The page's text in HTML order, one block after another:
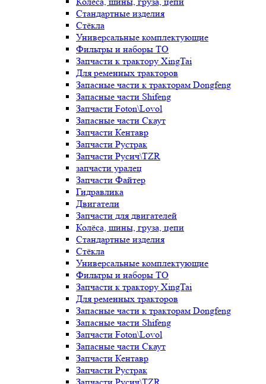
Стандартные изделия
Стёкла
Универсальные комплектующие
Фильтры и наборы ТО
Запчасти к трактору XingTai
Для ременных тракторов
Запасные части к тракторам Dongfeng
Запасные части Shifeng
Запчасти Foton\Lovol
Запасные части Скаут
Запчасти Кентавр
Запчасти Рустрак
Запчасти Русич\TZR
запчасти уралец
Запчасти Файтер
Гидравлика
Двигатели
Запчасти для двигателей
Колёса, шины, груза, цепи
Стандартные изделия
Стёкла
Универсальные комплектующие
Фильтры и наборы ТО
Запчасти к трактору XingTai
Для ременных тракторов
Запасные части к тракторам Dongfeng
Запасные части Shifeng
Запчасти Foton\Lovol
Запасные части Скаут
Запчасти Кентавр
Запчасти Рустрак